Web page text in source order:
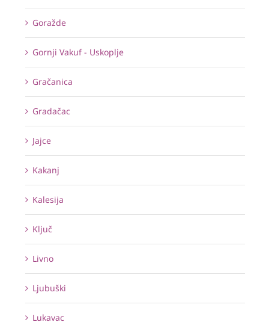
Goražde
Gornji Vakuf - Uskoplje
Gračanica
Gradačac
Jajce
Kakanj
Kalesija
Ključ
Livno
Ljubuški
Lukavac